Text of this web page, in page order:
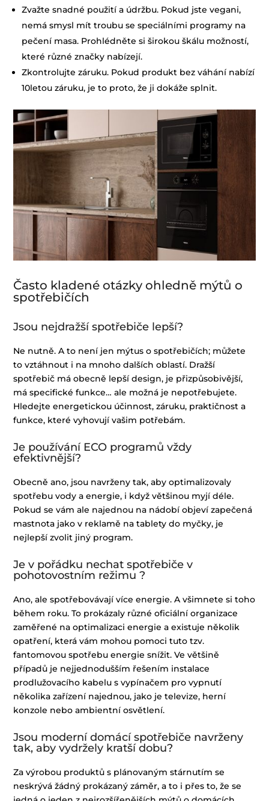
Zvažte snadné použití a údržbu. Pokud jste vegani,
nemá smysl mít troubu se speciálními programy na
pečení masa. Prohlédněte si širokou škálu možností,
které různé značky nabízejí.
Zkontrolujte záruku. Pokud produkt bez váhání nabízí
10letou záruku, je to proto, že ji dokáže splnit.
Často kladené otázky ohledně mýtů o
spotřebičích
Jsou nejdražší spotřebiče lepší?
Ne nutně. A to není jen mýtus o spotřebičích; můžete
to vztáhnout i na mnoho dalších oblastí. Dražší
spotřebič má obecně lepší design, je přizpůsobivější,
má specifické funkce… ale možná je nepotřebujete.
Hledejte energetickou účinnost, záruku, praktičnost a
funkce, které vyhovují vašim potřebám.
Je používání ECO programů vždy
efektivnější?
Obecně ano, jsou navrženy tak, aby optimalizovaly
spotřebu vody a energie, i když většinou myjí déle.
Pokud se vám ale najednou na nádobí objeví zapečená
mastnota jako v reklamě na tablety do myčky, je
nejlepší zvolit jiný program.
Je v pořádku nechat spotřebiče v
pohotovostním režimu ?
Ano, ale spotřebovávají více energie. A všimnete si toho
během roku. To prokázaly různé oficiální organizace
zaměřené na optimalizaci energie a existuje několik
opatření, která vám mohou pomoci tuto tzv.
fantomovou spotřebu energie snížit. Ve většině
případů je nejjednodušším řešením instalace
prodlužovacího kabelu s vypínačem pro vypnutí
několika zařízení najednou, jako je televize, herní
konzole nebo ambientní osvětlení.
Jsou moderní domácí spotřebiče navrženy
tak, aby vydržely kratší dobu?
Za výrobou produktů s plánovaným stárnutím se
neskrývá žádný prokázaný záměr, a to i přes to, že se